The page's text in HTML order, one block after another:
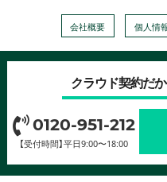
会社概要 個人情
クラウド契約だか
0120-951-212
【受付時間】平日9:00〜18:00